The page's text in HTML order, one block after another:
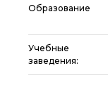
Образование
Учебные
заведения: